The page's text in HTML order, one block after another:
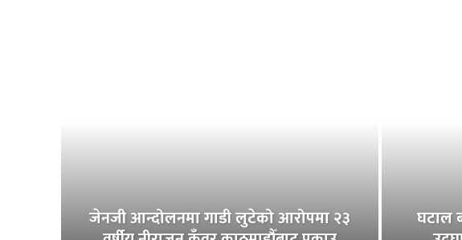
जेनजी आन्दोलनमा गाडी लुटेको आरोपमा २३ घटाल